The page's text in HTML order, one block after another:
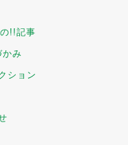
!!記事
かみ
ション